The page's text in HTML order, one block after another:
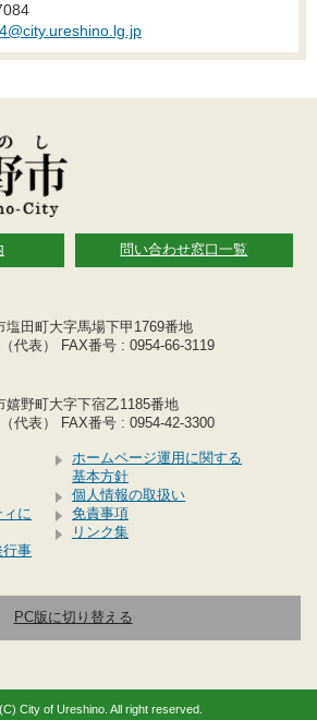
問い合わせ窓口一覧
塩田町大字馬場下甲1769番地
代表） FAX番号 : 0954-66-3119
嬉野町大字下宿乙1185番地
代表） FAX番号 : 0954-42-3300
ホームページ運用に関する
基本方針
個人情報の取扱い
に
免責事項
リンク集
事
PC版に切り替える
City of Ureshino. All right reserved.